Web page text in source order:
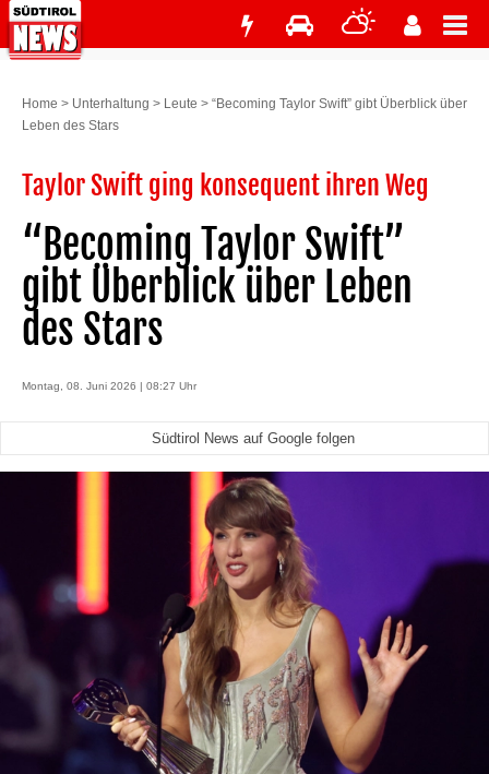
Home > Unterhaltung > Leute > “Becoming Taylor Swift” gibt Überblick über
Leben des Stars
Taylor Swift ging konsequent ihren Weg
“Becoming Taylor Swift”
gibt Überblick über Leben
des Stars
Montag, 08. Juni 2026 | 08:27 Uhr
Südtirol News auf Google folgen